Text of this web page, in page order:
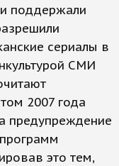
поддержали
сериалы в
СМИ
2007 года
предупреждение
это тем,